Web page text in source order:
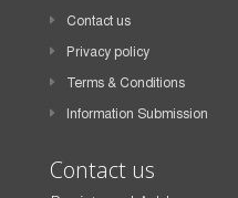
Contact us
Privacy policy
Terms & Conditions
Information Submission
Contact us